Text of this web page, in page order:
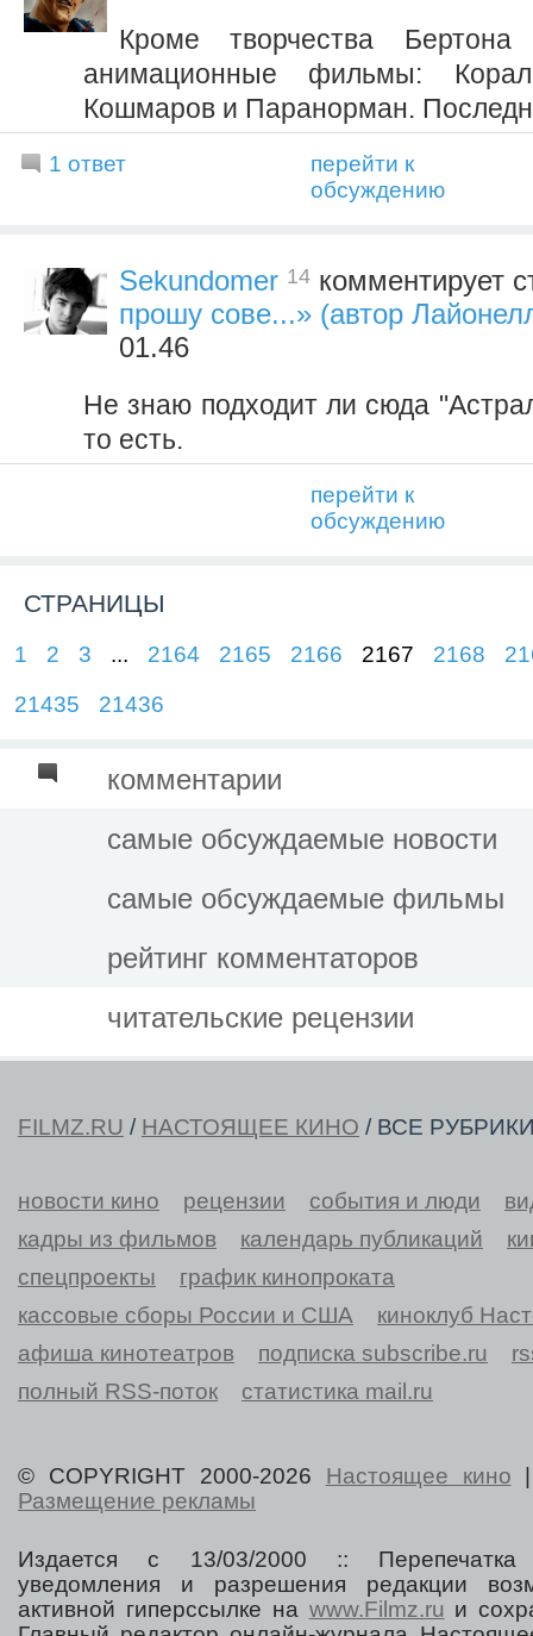
Кроме творчества
анимационные фильмы:
Кошмаров и Паранорман.
1 ответ
перейти к
обсуждению
Sekundomer 14 комментирует
прошу сове...» (автор
01.46
Не знаю подходит ли сюда
то есть.
перейти к
обсуждению
СТРАНИЦЫ
1 2 3 ... 2164 2165 2166 2167 2168
21435
21436
комментарии
самые обсуждаемые новости
самые обсуждаемые фильмы
рейтинг комментаторов
читательские рецензии
FILMZ.RU / НАСТОЯЩЕЕ КИНО / ВСЕ
новости кино рецензии события и люди
кадры из фильмов
календарь публикаций
спецпроекты
график кинопроката
кассовые сборы России и США
киноклуб
афиша кинотеатров
подписка subscribe.ru
полный RSS-поток
статистика mail.ru
© COPYRIGHT 2000-2026 Настоящее кино
Размещение рекламы
Издается с 13/03/2000 :: Перепечатка
уведомления и разрешения редакции
активной гиперссылке на www.Filmz.ru и